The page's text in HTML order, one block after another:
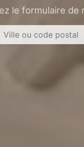
le formulaire de